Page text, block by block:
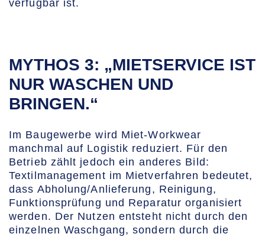
verfügbar ist.
MYTHOS 3: „MIETSERVICE IST
NUR WASCHEN UND
BRINGEN.“
Im Baugewerbe wird Miet-Workwear
manchmal auf Logistik reduziert. Für den
Betrieb zählt jedoch ein anderes Bild:
Textilmanagement im Mietverfahren bedeutet,
dass Abholung/Anlieferung, Reinigung,
Funktionsprüfung und Reparatur organisiert
werden. Der Nutzen entsteht nicht durch den
einzelnen Waschgang, sondern durch die